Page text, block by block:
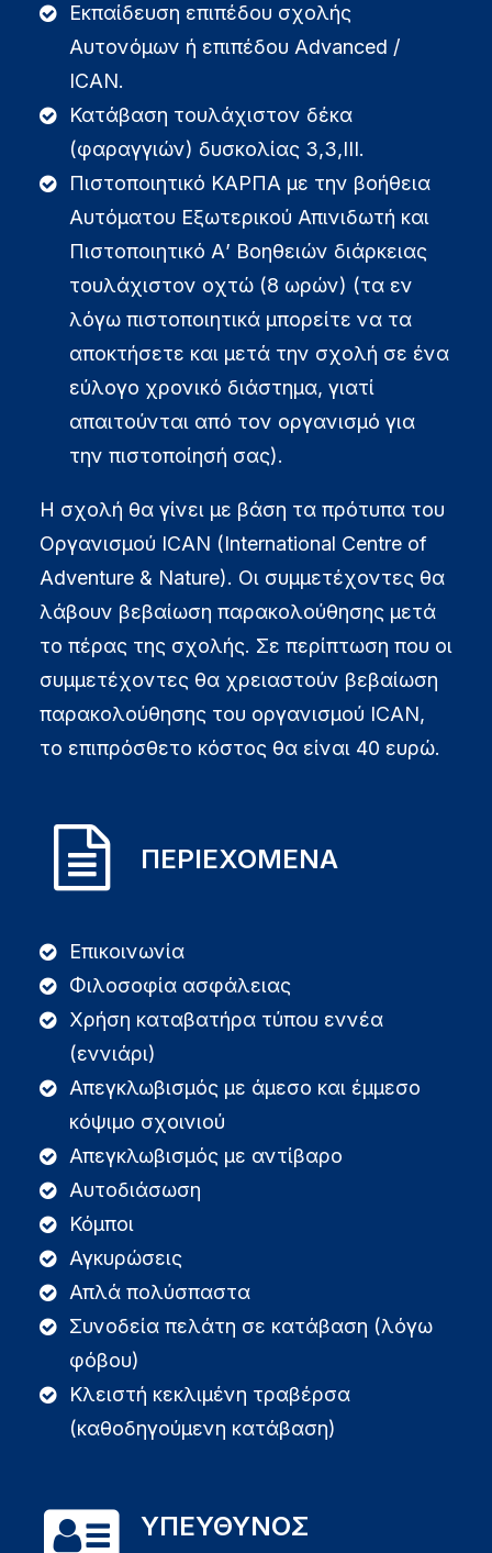
Εκπαίδευση επιπέδου σχολής
Αυτονόμων ή επιπέδου Advanced /
ICAN.
Κατάβαση τουλάχιστον δέκα
(φαραγγιών) δυσκολίας 3,3,ΙΙΙ.
Πιστοποιητικό ΚΑΡΠΑ με την βοήθεια
Αυτόματου Εξωτερικού Απινιδωτή και
Πιστοποιητικό Α’ Βοηθειών διάρκειας
τουλάχιστον οχτώ (8 ωρών) (τα εν
λόγω πιστοποιητικά μπορείτε να τα
αποκτήσετε και μετά την σχολή σε ένα
εύλογο χρονικό διάστημα, γιατί
απαιτούνται από τον οργανισμό για
την πιστοποίησή σας).
Η σχολή θα γίνει με βάση τα πρότυπα του
Οργανισμού ICAN (International Centre of
Adventure & Nature). Οι συμμετέχοντες θα
λάβουν βεβαίωση παρακολούθησης μετά
το πέρας της σχολής. Σε περίπτωση που οι
συμμετέχοντες θα χρειαστούν βεβαίωση
παρακολούθησης του οργανισμού ICAN,
το επιπρόσθετο κόστος θα είναι 40 ευρώ.
ΠΕΡΙΕΧΟΜΕΝΑ
Επικοινωνία
Φιλοσοφία ασφάλειας
Χρήση καταβατήρα τύπου εννέα
(εννιάρι)
Απεγκλωβισμός με άμεσο και έμμεσο
κόψιμο σχοινιού
Απεγκλωβισμός με αντίβαρο
Αυτοδιάσωση
Κόμποι
Αγκυρώσεις
Απλά πολύσπαστα
Συνοδεία πελάτη σε κατάβαση (λόγω
φόβου)
Κλειστή κεκλιμένη τραβέρσα
(καθοδηγούμενη κατάβαση)
ΥΠΕΥΘΥΝΟΣ